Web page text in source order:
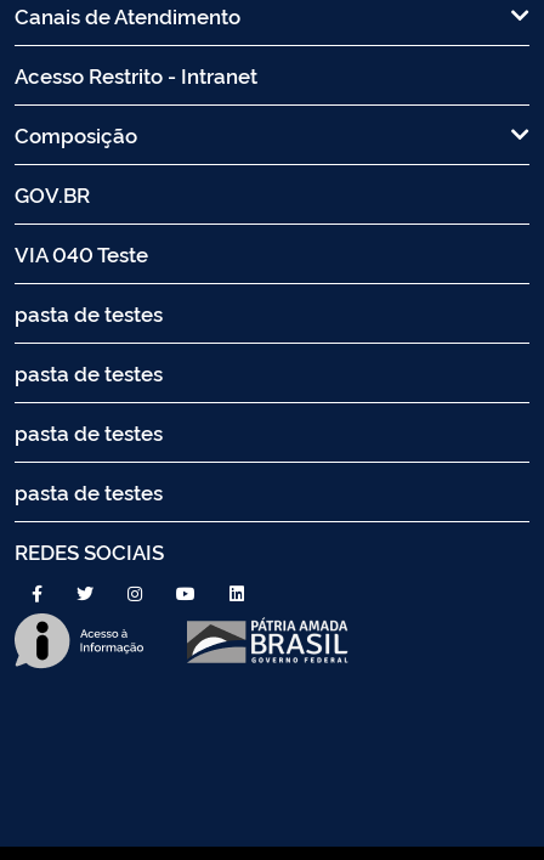
Canais de Atendimento
Acesso Restrito - Intranet
Composição
GOV.BR
VIA 040 Teste
pasta de testes
pasta de testes
pasta de testes
pasta de testes
REDES SOCIAIS